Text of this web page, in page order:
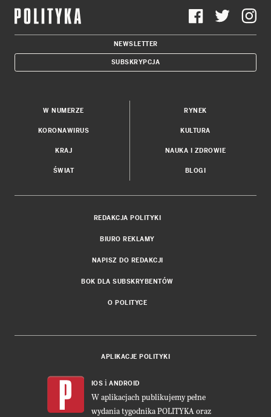
NEWSLETTER
SUBSKRYPCJA
W NUMERZE
KORONAWIRUS
KRAJ
ŚWIAT
RYNEK
KULTURA
NAUKA I ZDROWIE
BLOGI
REDAKCJA POLITYKI
BIURO REKLAMY
NAPISZ DO REDAKCJI
BOK DLA SUBSKRYBENTÓW
O POLITYCE
APLIKACJE POLITYKI
IOS i ANDROID
W aplikacjach publikujemy pełne
wydania tygodnika POLITYKA oraz